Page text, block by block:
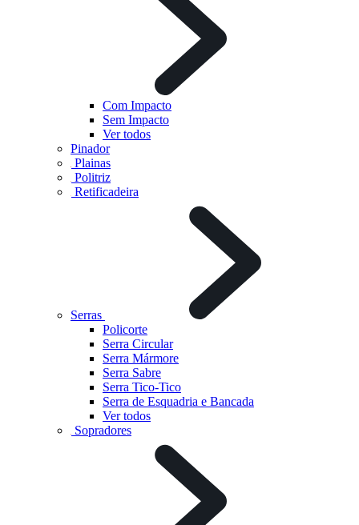
Com Impacto
Sem Impacto
Ver todos
Pinador
Plainas
Politriz
Retificadeira
Serras
Policorte
Serra Circular
Serra Mármore
Serra Sabre
Serra Tico-Tico
Serra de Esquadria e Bancada
Ver todos
Sopradores